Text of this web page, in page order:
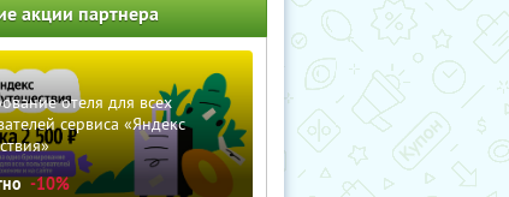
акции партнера
отеля для всех
сервиса «Яндекс
-10%